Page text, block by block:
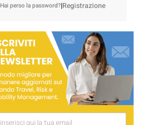
Hai perso la password?|Registrazione